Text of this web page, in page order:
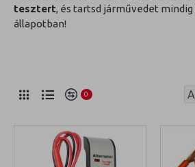
tesztert, és tartsd járművedet
állapotban!
0